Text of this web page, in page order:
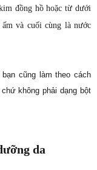
đồng hồ hoặc từ dưới
và cuối cùng là nước
cũng làm theo cách
không phải dạng bột
da